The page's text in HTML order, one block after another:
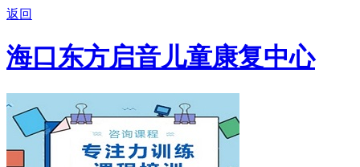
返回
海口东方启音儿童康复中心